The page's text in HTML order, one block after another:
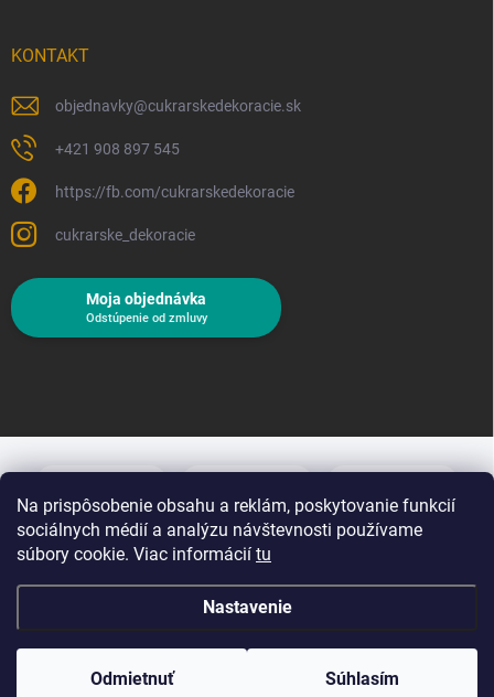
Na prispôsobenie obsahu a reklám, poskytovanie funkcií
sociálnych médií a analýzu návštevnosti používame
súbory cookie. Viac informácií tu
Nastavenie
Odmietnuť Súhlasím
KONTAKT
objednavky@cukrarskedekoracie.sk
+421 908 897 545
https://fb.com/cukrarskedekoracie
cukrarske_dekoracie
Moja objednávka
Odstúpenie od zmluvy
Copyright 2026Cukrárske dekorácie. Všetky práva vyhradené.Upraviť